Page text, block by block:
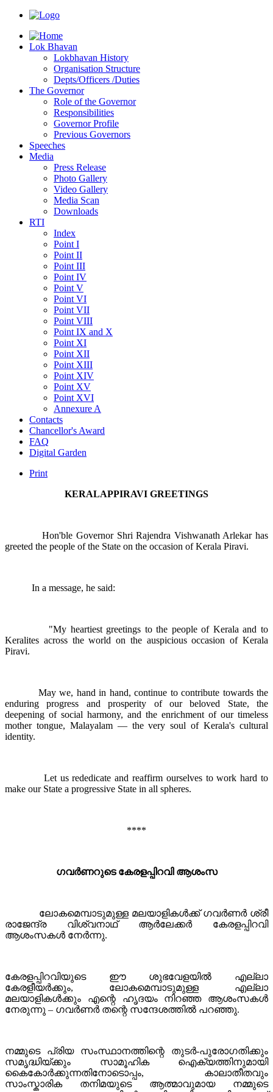
Lok Bhavan
Lokbhavan History
Organisation Structure
Depts/Officers /Duties
The Governor
Role of the Governor
Responsibilities
Governor Profile
Previous Governors
Speeches
Mediа
Press Release
Photo Gallery
Video Gallery
Media Scan
Downloads
RTI
Index
Point I
Point II
Point III
Point IV
Point V
Point VI
Point VII
Point VIII
Point IX and X
Point XI
Point XII
Point XIII
Point XIV
Point XV
Point XVI
Annexure A
Contacts
Chancellor's Award
FAQ
Digital Garden
Print
KERALAPPIRAVI GREETINGS
Hon'ble Governor Shri Rajendra Vishwanath Arlekar has
greeted the people of the State on the occasion of Kerala Piravi.
In a message, he said:
"My heartiest greetings to the people of Kerala and to
Keralites across the world on the auspicious occasion of Kerala
Piravi.
May we, hand in hand, continue to contribute towards the
enduring progress and prosperity of our beloved State, the
deepening of social harmony, and the enrichment of our timeless
mother tongue, Malayalam — the very soul of Kerala's cultural
identity.
Let us rededicate and reaffirm ourselves to work hard to
make our State a progressive State in all spheres.
****
ഗവര്‍ണറുടെ കേരളപ്പിറവി ആശംസ
ലോകമെമ്പാടുമുള്ള മലയാളികള്‍ക്ക് ഗവര്‍ണർ ശ്രീ
രാജേന്ദ്ര വിശ്വനാഥ് ആർലേക്കർ കേരളപ്പിറവി
ആശംസകൾ നേര്‍ന്നു.
കേരളപ്പിറവിയുടെ ഈ ശുഭവേളയിൽ എല്ലാ
കേരളീയർക്കും, ലോകമെമ്പാടുമുള്ള എല്ലാ
മലയാളികള്‍ക്കും എന്റെ ഹൃദയം നിറഞ്ഞ ആശംസകള്‍
നേരുന്നു – ഗവർണർ തന്റെ സന്ദേശത്തിൽ പറഞ്ഞു.
നമ്മുടെ പ്രിയ സംസ്ഥാനത്തിന്റെ തുടർ-പുരോഗതിക്കും
സമൃദ്ധിയ്ക്കും സാമൂഹിക ഐക്യത്തിനുമായി
കൈകോർക്കുന്നതിനോടൊപ്പം, കാലാതീതവും
സാംസ്കാരിക തനിമയുടെ ആത്മാവുമായ നമ്മുടെ